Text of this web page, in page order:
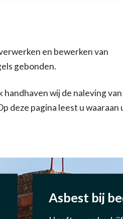
en bewerken van
gebonden.
wij de naleving van
deze pagina leest u waaraan
Asbest bij